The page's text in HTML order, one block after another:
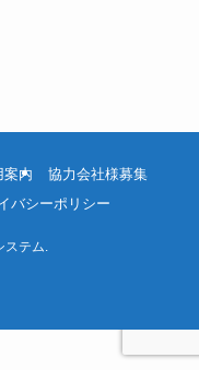
案内
協力会社様募集
バシーポリシー
テム.